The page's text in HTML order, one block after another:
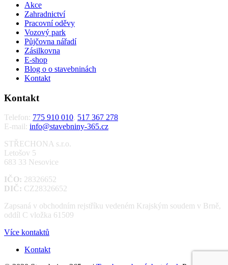
Akce
Zahradnictví
Pracovní oděvy
Vozový park
Půjčovna nářadí
Zásilkovna
E-shop
Blog o o stavebninách
Kontakt
Kontakt
Telefon: 775 910 010, 517 367 278
E-mail: info@stavebniny-365.cz
STŘECHONA s.r.o.
Letošov 5
683 33 Nesovice
IČO: 28326652
DIČ: CZ28326652
Zapsaná v obchodním rejstříku vedeném Krajským soudem v Brně,
oddíl C vložka 61509
Více kontaktů
Kontakt